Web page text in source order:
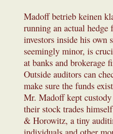
Madoff betrieb keinen
running an actual hedge
investors inside his own
seemingly minor, is
at banks and brokerage
Outside auditors can
make sure the funds
Mr. Madoff kept custody
their stock trades
& Horowitz, a tiny